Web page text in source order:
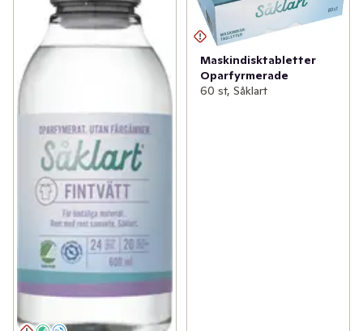
Maskindisktabletter
Oparfyrmerade
60 st, Såklart